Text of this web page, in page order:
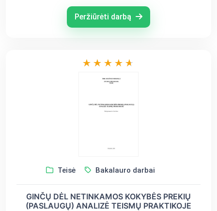
Peržiūrėti darbą
Teisė Bakalauro darbai
GINČŲ DĖL NETINKAMOS KOKYBĖS PREKIŲ
(PASLAUGŲ) ANALIZĖ TEISMŲ PRAKTIKOJE